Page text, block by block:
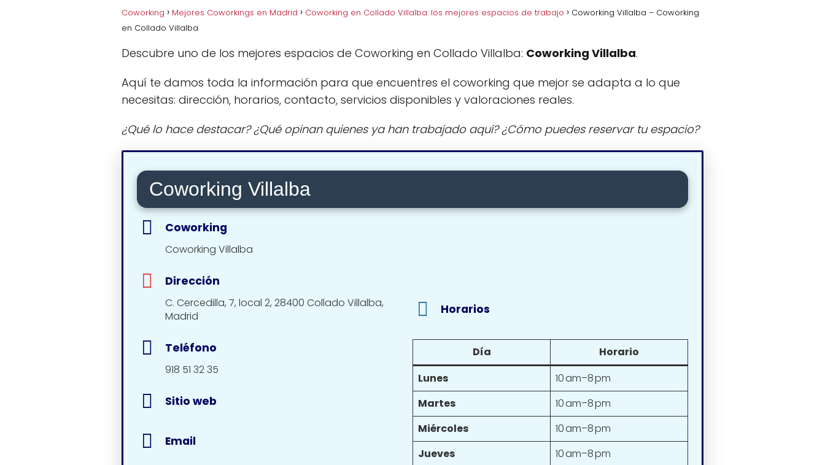
Coworking Mejores Coworkings en Madrid Coworking en Collado Villalba: los mejores espacios de trabajo
Coworking Villalba – Coworking
en Collado Villalba
Descubre uno de los mejores espacios de Coworking en Collado Villalba: Coworking Villalba.
Aquí te damos toda la información para que encuentres el coworking que mejor se adapta a lo que
necesitas: dirección, horarios, contacto, servicios disponibles y valoraciones reales.
¿Qué lo hace destacar? ¿Qué opinan quienes ya han trabajado aquí? ¿Cómo puedes reservar tu espacio?
Coworking Villalba
Coworking
Coworking Villalba
Dirección
C. Cercedilla, 7, local 2, 28400 Collado Villalba,
Madrid
Teléfono
918 51 32 35
Sitio web
Email
Horarios
Día
Horario
Lunes
10 am–8 pm
Martes
10 am–8 pm
Miércoles
10 am–8 pm
Jueves
10 am–8 pm